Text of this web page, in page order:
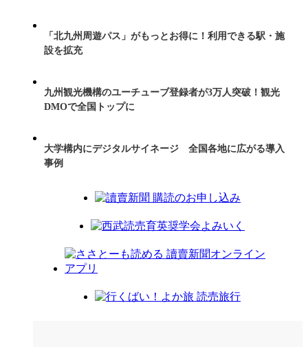
「北九州周遊パス」がもっとお得に！利用できる駅・施
設を拡充
九州観光機構のユーチューブ登録者が3万人突破！観光
DMOで全国トップに
大学構内にデジタルサイネージ 全国各地に広がる導入
事例